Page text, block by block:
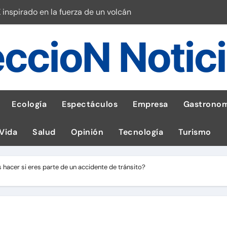
en la fuerza de un volcán
impulsa la salud materna
por ignorar distancias de seguridad
al Perú en Toulouse Lautrec
en cáncer a nivel nacional
¡Descarga la app de Meridianbet y gana una jugada gratis
Ecología Espectáculos Empresa
Salud Opinión Tecnología Turismo
si eres parte de un accidente de tránsito?